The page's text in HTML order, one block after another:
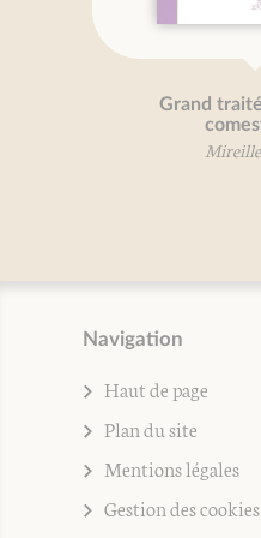
Grand traité des céréales
Navigation
Haut de page
Plan du site
Mentions légales
Gestion des cookies